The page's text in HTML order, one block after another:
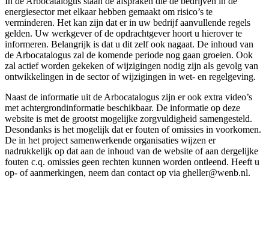
energiesector met elkaar hebben gemaakt om risico’s te
verminderen. Het kan zijn dat er in uw bedrijf aanvullende regels
gelden. Uw werkgever of de opdrachtgever hoort u hierover te
informeren. Belangrijk is dat u dit zelf ook nagaat. De inhoud van
de Arbocatalogus zal de komende periode nog gaan groeien. Ook
zal actief worden gekeken of wijzigingen nodig zijn als gevolg van
ontwikkelingen in de sector of wijzigingen in wet- en regelgeving.
Naast de informatie uit de Arbocatalogus zijn er ook extra video’s
met achtergrondinformatie beschikbaar. De informatie op deze
website is met de grootst mogelijke zorgvuldigheid samengesteld.
Desondanks is het mogelijk dat er fouten of omissies in voorkomen.
De in het project samenwerkende organisaties wijzen er
nadrukkelijk op dat aan de inhoud van de website of aan dergelijke
fouten c.q. omissies geen rechten kunnen worden ontleend. Heeft u
op- of aanmerkingen, neem dan contact op via gheller@wenb.nl.